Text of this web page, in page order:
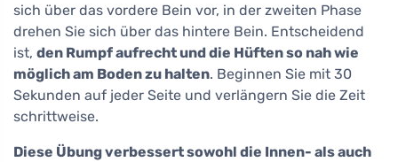
sich über das vordere Bein vor, in der zweiten Phase
drehen Sie sich über das hintere Bein. Entscheidend
ist, den Rumpf aufrecht und die Hüften so nah wie
möglich am Boden zu halten. Beginnen Sie mit 30
Sekunden auf jeder Seite und verlängern Sie die Zeit
schrittweise.
Diese Übung verbessert sowohl die Innen- als auch